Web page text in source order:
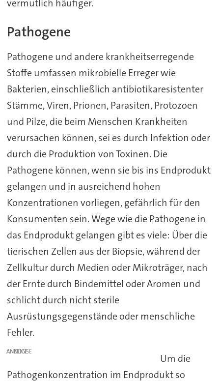
vermutlich häufiger.
Pathogene
Pathogene und andere krankheitserregende
Stoffe umfassen mikrobielle Erreger wie
Bakterien, einschließlich antibiotikaresistenter
Stämme, Viren, Prionen, Parasiten, Protozoen
und Pilze, die beim Menschen Krankheiten
verursachen können, sei es durch Infektion oder
durch die Produktion von Toxinen. Die
Pathogene können, wenn sie bis ins Endprodukt
gelangen und in ausreichend hohen
Konzentrationen vorliegen, gefährlich für den
Konsumenten sein. Wege wie die Pathogene in
das Endprodukt gelangen gibt es viele: Über die
tierischen Zellen aus der Biopsie, während der
Zellkultur durch Medien oder Mikroträger, nach
der Ernte durch Bindemittel oder Aromen und
schlicht durch nicht sterile
Ausrüstungsgegenstände oder menschliche
Fehler.
ANZEIGE
Um die
Pathogenkonzentration im Endprodukt so